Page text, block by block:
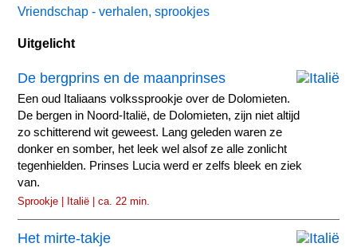
Vriendschap - verhalen, sprookjes
Uitgelicht
De bergprins en de maanprinses
Een oud Italiaans volkssprookje over de Dolomieten.
De bergen in Noord-Italië, de Dolomieten, zijn niet altijd
zo schitterend wit geweest. Lang geleden waren ze
donker en somber, het leek wel alsof ze alle zonlicht
tegenhielden. Prinses Lucia werd er zelfs bleek en ziek
van.
Sprookje | Italië | ca. 22 min.
Het mirte-takje